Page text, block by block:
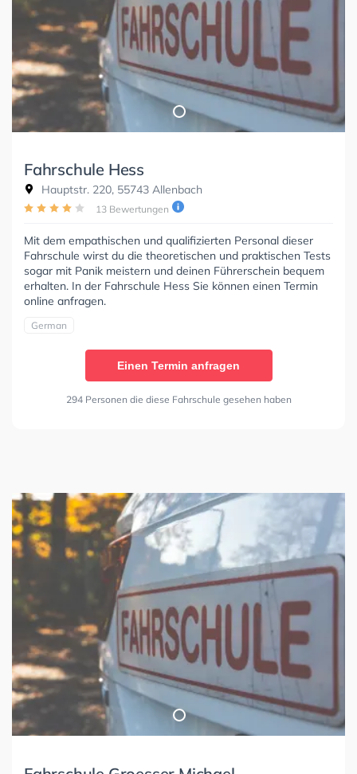
Fahrschule Hess
Hauptstr. 220, 55743 Allenbach
13 Bewertungen
Mit dem empathischen und qualifizierten Personal dieser
Fahrschule wirst du die theoretischen und praktischen Tests
sogar mit Panik meistern und deinen Führerschein bequem
erhalten. In der Fahrschule Hess Sie können einen Termin
online anfragen.
German
Einen Termin anfragen
294 Personen die diese Fahrschule gesehen haben